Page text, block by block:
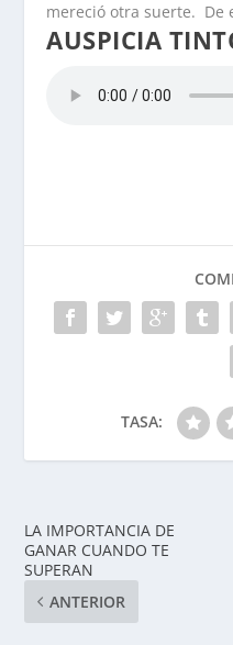
mereció otra suerte. De
AUSPICIA
TASA:
LA IMPORTANCIA DE
GANAR CUANDO TE
SUPERAN
ANTERIOR